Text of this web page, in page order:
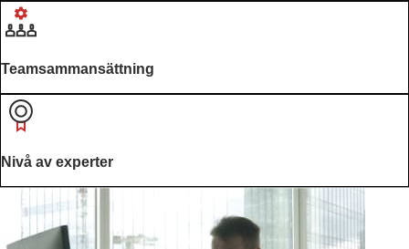
C
O
N
S
T
R
U
I
O
Teamsammansättning
Nivå av experter